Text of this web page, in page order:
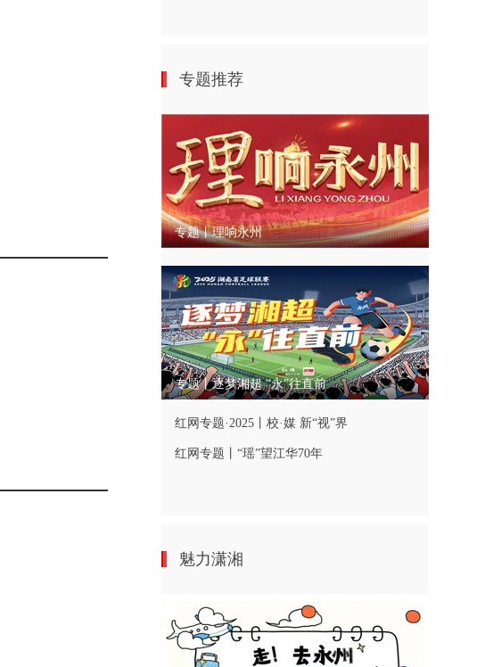
专题推荐
专题丨理响永州
专题丨逐梦湘超 “永”往直前
红网专题·2025丨校·媒 新“视”界
红网专题丨“瑶”望江华70年
魅力潇湘